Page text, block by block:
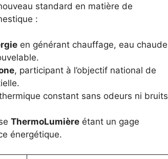
standard en matière de
:
en générant chauffage, eau chaude
, participant à l’objectif national de
constant sans odeurs ni bruits
ThermoLumière étant un gage
énergétique.